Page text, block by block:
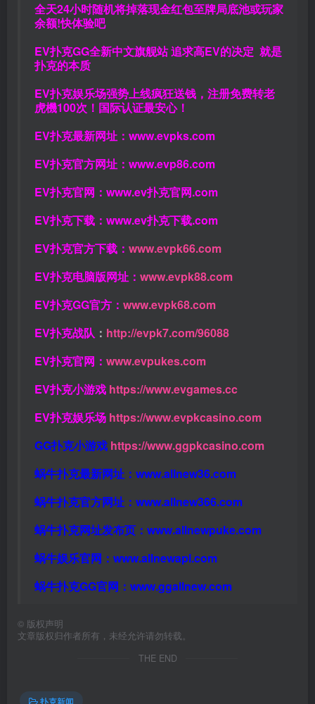
全天24小时随机将掉落现金红包至牌局底池或玩家
余额!快体验吧
EV扑克GG全新中文旗舰站追求高EV的决定 就是
扑克的本质
EV扑克娱乐场强势上线疯狂送钱，注册免费转老
虎機100次！国际认证最安心！
EV扑克最新网址： www.evpks.com
EV扑克官方网址： www.evp86.com
EV扑克官网： www.ev扑克官网.com
EV扑克下载： www.ev扑克下载.com
EV扑克官方下载： www.evpk66.com
EV扑克电脑版网址： www.evpk88.com
EV扑克GG官方： www.evpk68.com
EV扑克战队 ： http://evpk7.com/96088
EV扑克官网： www.evpukes.com
EV扑克小游戏 https://www.evgames.cc
EV扑克娱乐场 https://www.evpkcasino.com
GG扑克小游戏 https://www.ggpkcasino.com
蜗牛扑克最新网址： www.allnew36.com
蜗牛扑克官方网址： www.allnew366.com
蜗牛扑克网址发布页： www.allnewpuke.com
蜗牛娱乐官网： www.allnewapl.com
蜗牛扑克GG官网： www.ggallnew.com
© 版权声明
文章版权归作者所有，未经允许请勿转载。
THE END
扑克新闻